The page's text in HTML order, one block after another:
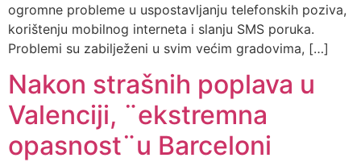
ogromne probleme u uspostavljanju telefonskih poziva,
korištenju mobilnog interneta i slanju SMS poruka.
Problemi su zabilježeni u svim većim gradovima, […]
Nakon strašnih poplava u
Valenciji, ¨ekstremna
opasnost¨u Barceloni